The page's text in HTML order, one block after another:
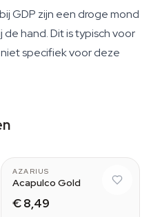
GDP zijn een droge mond
hand. Dit is typisch voor
specifiek voor deze
AZARIUS
Acapulco Gold
€ 8,49